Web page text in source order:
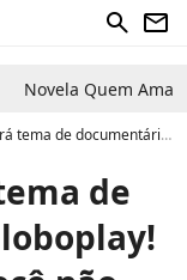
search newsletter
Novela Quem Ama
Relembre famosos que posaram pelados
de